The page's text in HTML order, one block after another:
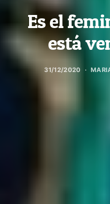
Es el
está
31/12/2020